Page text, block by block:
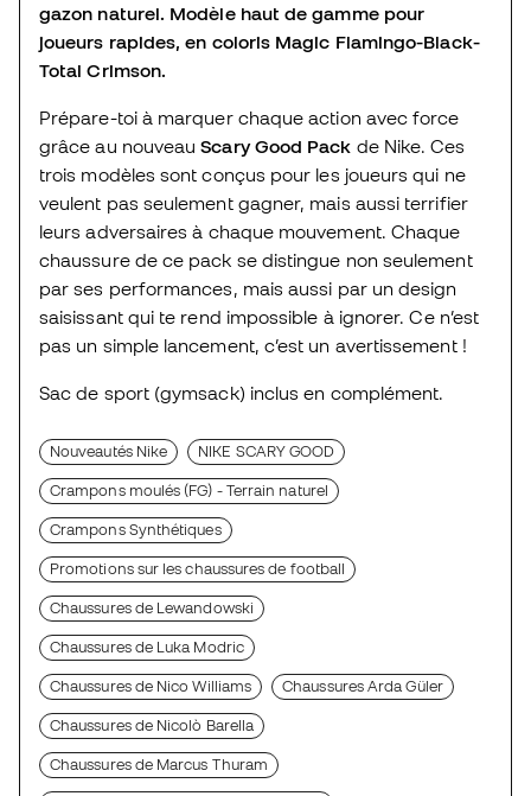
gazon naturel. Modèle haut de gamme pour
joueurs rapides, en coloris Magic Flamingo-Black-
Total Crimson.
Prépare-toi à marquer chaque action avec force
grâce au nouveauScary Good Pack de Nike. Ces
trois modèles sont conçus pour les joueurs qui ne
veulent pas seulement gagner, mais aussi terrifier
leurs adversaires à chaque mouvement. Chaque
chaussure de ce pack se distingue non seulement
par ses performances, mais aussi par un design
saisissant qui te rend impossible à ignorer. Ce n’est
pas un simple lancement, c’est un avertissement !
Sac de sport (gymsack) inclus en complément.
Nouveautés Nike NIKE SCARY GOOD
Crampons moulés (FG) - Terrain naturel
Crampons Synthétiques
Promotions sur les chaussures de football
Chaussures de Lewandowski
Chaussures de Luka Modric
Chaussures de Nico Williams Chaussures Arda Güler
Chaussures de Nicolò Barella
Chaussures de Marcus Thuram